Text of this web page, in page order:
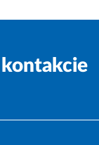
kontakcie